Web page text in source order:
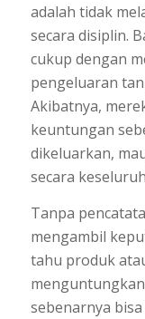
adalah tidak
secara disiplin.
cukup dengan
pengeluaran
Akibatnya,
keuntungan
dikeluarkan,
secara
Tanpa
mengambil
tahu produk
sebenarnya